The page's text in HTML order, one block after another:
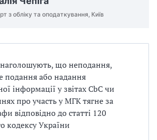
з обліку та оподаткування, Київ
наголошують, що неподання,
подання або надання
інформації у звітах CbC чи
про участь у МГК тягне за
відповідно до статті 120
кодексу України